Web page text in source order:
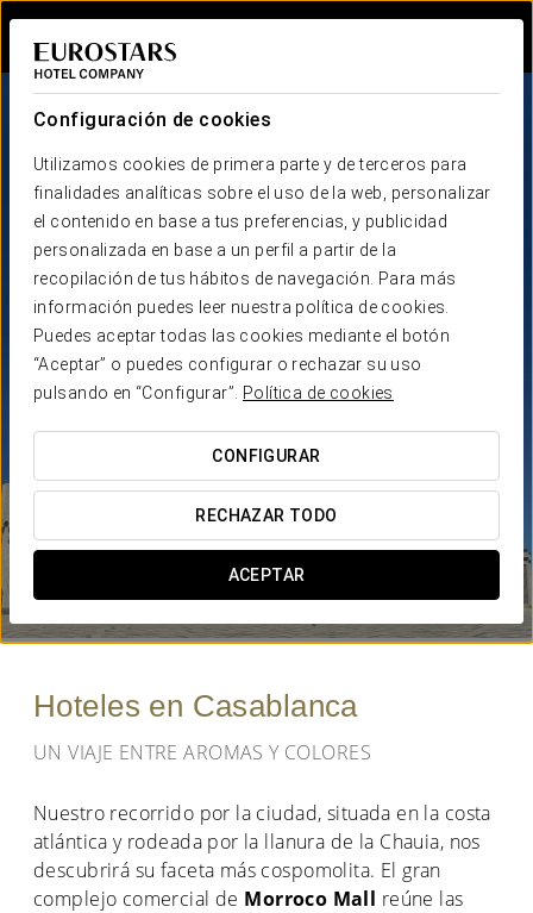
Configuración de cookies
Utilizamos cookies de primera parte y de terceros para
finalidades analíticas sobre el uso de la web, personalizar
el contenido en base a tus preferencias, y publicidad
personalizada en base a un perfil a partir de la
recopilación de tus hábitos de navegación. Para más
información puedes leer nuestra política de cookies.
Puedes aceptar todas las cookies mediante el botón
“Aceptar” o puedes configurar o rechazar su uso
pulsando en “Configurar”.
Política de cookies
CONFIGURAR
RECHAZAR TODO
ACEPTAR
Hoteles en Casablanca
UN VIAJE ENTRE AROMAS Y COLORES
Nuestro recorrido por la ciudad, situada en la costa
atlántica y rodeada por la llanura de la Chauia, nos
descubrirá su faceta más cospomolita. El gran
complejo comercial de Morroco Mall reúne las